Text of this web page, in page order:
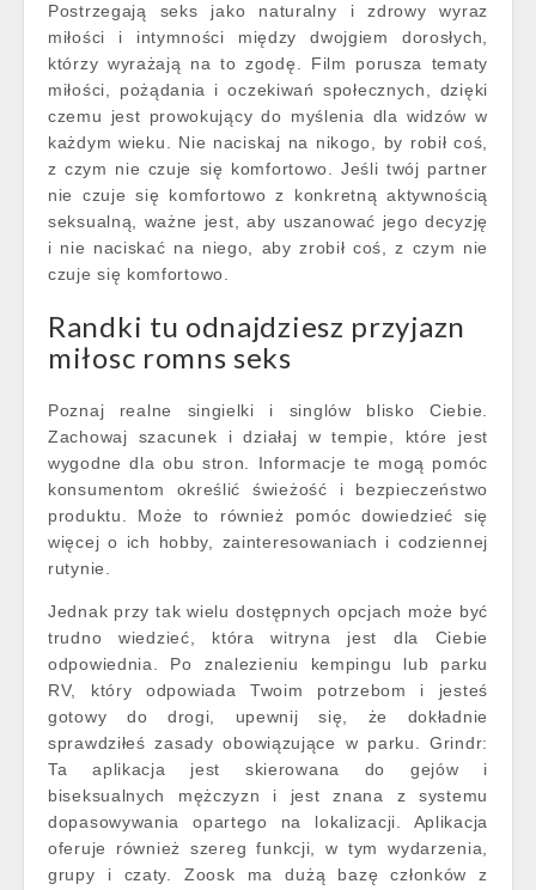
Postrzegają seks jako naturalny i zdrowy wyraz
miłości i intymności między dwojgiem dorosłych,
którzy wyrażają na to zgodę. Film porusza tematy
miłości, pożądania i oczekiwań społecznych, dzięki
czemu jest prowokujący do myślenia dla widzów w
każdym wieku. Nie naciskaj na nikogo, by robił coś,
z czym nie czuje się komfortowo. Jeśli twój partner
nie czuje się komfortowo z konkretną aktywnością
seksualną, ważne jest, aby uszanować jego decyzję
i nie naciskać na niego, aby zrobił coś, z czym nie
czuje się komfortowo.
Randki tu odnajdziesz przyjazn
miłosc romns seks
Poznaj realne singielki i singlów blisko Ciebie.
Zachowaj szacunek i działaj w tempie, które jest
wygodne dla obu stron. Informacje te mogą pomóc
konsumentom określić świeżość i bezpieczeństwo
produktu. Może to również pomóc dowiedzieć się
więcej o ich hobby, zainteresowaniach i codziennej
rutynie.
Jednak przy tak wielu dostępnych opcjach może być
trudno wiedzieć, która witryna jest dla Ciebie
odpowiednia. Po znalezieniu kempingu lub parku
RV, który odpowiada Twoim potrzebom i jesteś
gotowy do drogi, upewnij się, że dokładnie
sprawdziłeś zasady obowiązujące w parku. Grindr:
Ta aplikacja jest skierowana do gejów i
biseksualnych mężczyzn i jest znana z systemu
dopasowywania opartego na lokalizacji. Aplikacja
oferuje również szereg funkcji, w tym wydarzenia,
grupy i czaty. Zoosk ma dużą bazę członków z